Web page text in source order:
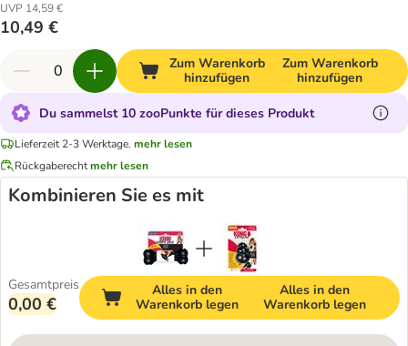
UVP 14,59 €
10,49 €
Zum Warenkorb
hinzufügen
Zum Warenkorb
hinzufügen
Du sammelst 10 zooPunkte für dieses Produkt
Lieferzeit 2-3 Werktage. mehr lesen
Rückgaberechtmehr lesen
Kombinieren Sie es mit
Gesamtpreis
0,00 €
Alles in den
Warenkorb legen
Alles in den
Warenkorb legen